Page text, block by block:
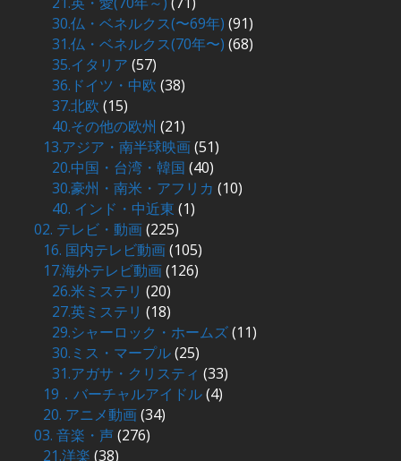
30.仏・ベネルクス(〜69年) (91)
31.仏・ベネルクス(70年〜) (68)
35.イタリア (57)
36.ドイツ・中欧 (38)
37.北欧 (15)
40.その他の欧州 (21)
13.アジア・南半球映画(51)
20.中国・台湾・韓国 (40)
30.豪州・南米・アフリカ (10)
40. インド・中近東 (1)
02. テレビ・動画(225)
16. 国内テレビ動画(105)
17.海外テレビ動画(126)
26.米ミステリ (20)
27.英ミステリ (18)
29.シャーロック・ホームズ(11)
30.ミス・マープル(25)
31.アガサ・クリスティ (33)
19．バーチャルアイドル(4)
20. アニメ動画(34)
03. 音楽・声(276)
21.洋楽 (38)